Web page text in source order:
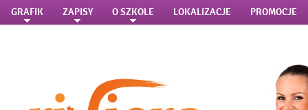
GRAFIK ZAPISY O SZKOLE LOKALIZACJE PROMOCJE